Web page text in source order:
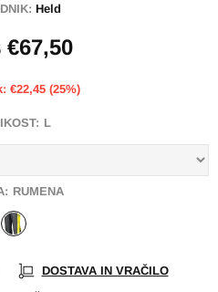
Held
€67,50
€22,45 (25%)
L
RUMENA
DOSTAVA IN VRAČILO